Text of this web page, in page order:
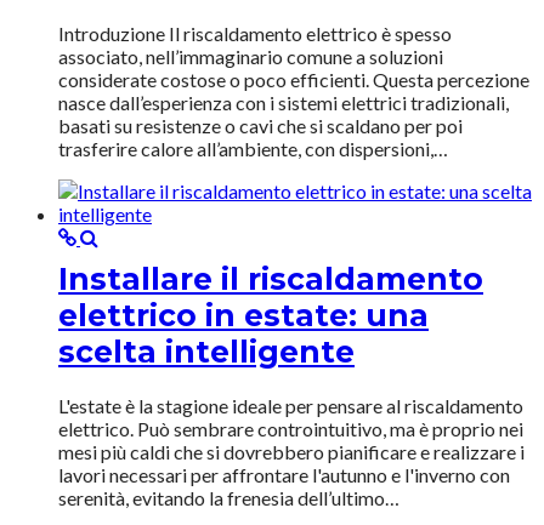
Introduzione Il riscaldamento elettrico è spesso
associato, nell’immaginario comune a soluzioni
considerate costose o poco efficienti. Questa percezione
nasce dall’esperienza con i sistemi elettrici tradizionali,
basati su resistenze o cavi che si scaldano per poi
trasferire calore all’ambiente, con dispersioni,…
Installare il riscaldamento
elettrico in estate: una
scelta intelligente
L'estate è la stagione ideale per pensare al riscaldamento
elettrico. Può sembrare controintuitivo, ma è proprio nei
mesi più caldi che si dovrebbero pianificare e realizzare i
lavori necessari per affrontare l'autunno e l'inverno con
serenità, evitando la frenesia dell’ultimo…